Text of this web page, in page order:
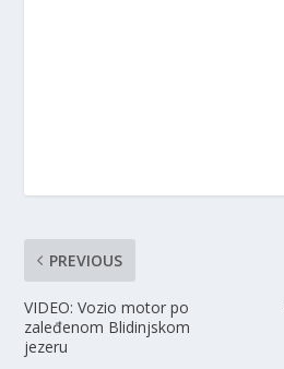
PREVIOUS
VIDEO: Vozio motor po
zaleđenom Blidinjskom
jezeru